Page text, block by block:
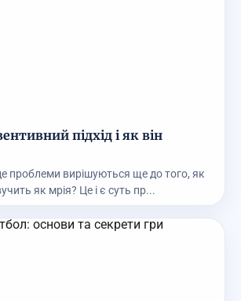
підхід і як він
де проблеми вирішуються ще до того, як
як мрія? Це і є суть пр...